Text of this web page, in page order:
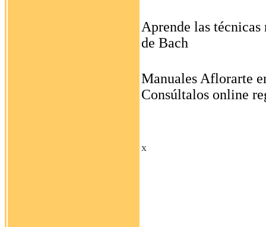
Aprende las técnicas
de Bach
Manuales Aflorarte
Consúltalos online
x